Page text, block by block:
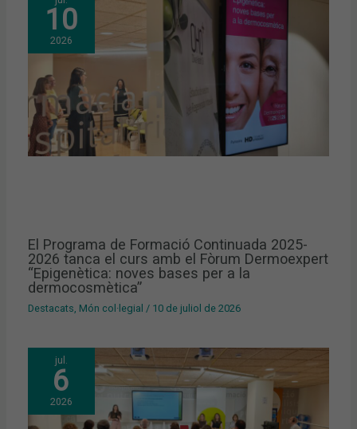
10
2026
El Programa de Formació Continuada 2025-
2026 tanca el curs amb el Fòrum Dermoexpert
“Epigenètica: noves bases per a la
dermocosmètica”
Destacats Món col·legial / 10 de juliol de 2026
jul.
6
2026